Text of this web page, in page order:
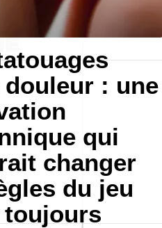
douleur : une
qui
changer
du jeu
toujours